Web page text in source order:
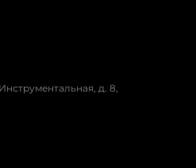
д. 8,